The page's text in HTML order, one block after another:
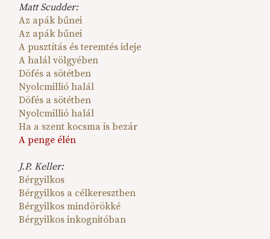
Matt Scudder:
Az apák bűnei
Az apák bűnei
A pusztítás és teremtés ideje
A halál völgyében
Döfés a sötétben
Nyolcmillió halál
Döfés a sötétben
Nyolcmillió halál
Ha a szent kocsma is bezár
A penge élén
J.P. Keller:
Bérgyilkos
Bérgyilkos a célkeresztben
Bérgyilkos mindörökké
Bérgyilkos inkognitóban